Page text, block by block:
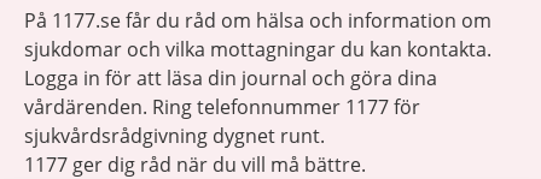
På 1177.se får du råd om hälsa och information om
sjukdomar och vilka mottagningar du kan kontakta.
Logga in för att läsa din journal och göra dina
vårdärenden. Ring telefonnummer 1177 för
sjukvårdsrådgivning dygnet runt.
1177 ger dig råd när du vill må bättre.